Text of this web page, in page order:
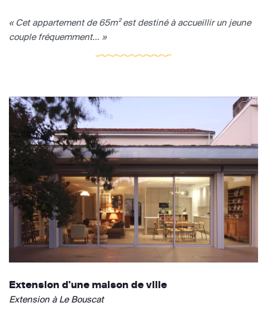
« Cet appartement de 65m² est destiné à accueillir un jeune
couple fréquemment... »
Extension d'une maison de ville
Extension à Le Bouscat